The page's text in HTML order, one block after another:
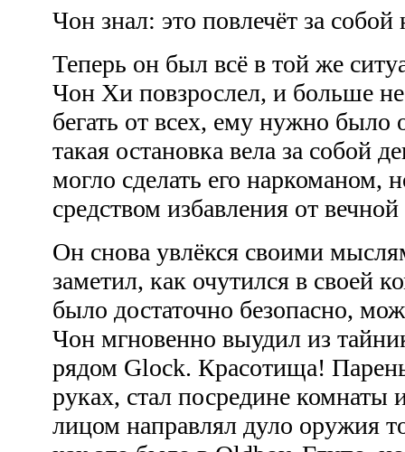
Чон знал: это повлечёт за
Теперь он был всё в той же
Чон Хи повзрослел, и больше
бегать от всех, ему нужно было
такая остановка вела за собой
могло сделать его наркоманом,
средством избавления от
Он снова увлёкся своими
заметил, как очутился в своей
было достаточно безопасно,
Чон мгновенно выудил из
рядом Glock. Красотища!
руках, стал посредине комнаты
лицом направлял дуло оружия